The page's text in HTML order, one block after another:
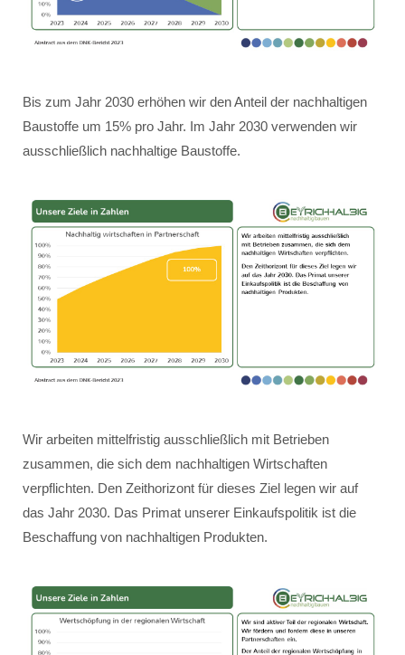
Bis zum Jahr 2030 erhöhen wir den Anteil der nachhaltigen
Baustoffe um 15% pro Jahr. Im Jahr 2030 verwenden wir
ausschließlich nachhaltige Baustoffe.
Wir arbeiten mittelfristig ausschließlich mit Betrieben
zusammen, die sich dem nachhaltigen Wirtschaften
verpflichten. Den Zeithorizont für dieses Ziel legen wir auf
das Jahr 2030. Das Primat unserer Einkaufspolitik ist die
Beschaffung von nachhaltigen Produkten.